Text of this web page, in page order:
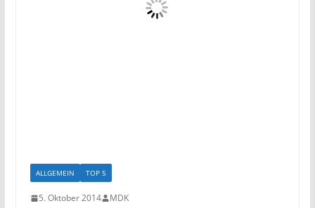
ALLGEMEIN TOP 5
5. Oktober 2014 MDK